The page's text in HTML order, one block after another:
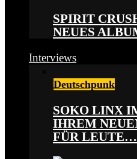
SPIRIT
NEUES
Interviews
Deutschpunk
SOKO LINX
IHREM
FÜR LEUTE…